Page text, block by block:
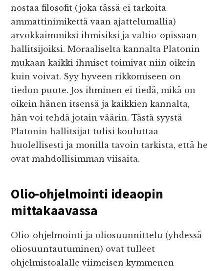
nostaa filosofit (joka tässä ei tarkoita
ammattinimikettä vaan ajattelumallia)
arvokkaimmiksi ihmisiksi ja valtio-opissaan
hallitsijoiksi. Moraaliselta kannalta Platonin
mukaan kaikki ihmiset toimivat niin oikein
kuin voivat. Syy hyveen rikkomiseen on
tiedon puute. Jos ihminen ei tiedä, mikä on
oikein hänen itsensä ja kaikkien kannalta,
hän voi tehdä jotain väärin. Tästä syystä
Platonin hallitsijat tulisi kouluttaa
huolellisesti ja monilla tavoin tarkista, että he
ovat mahdollisimman viisaita.
Olio-ohjelmointi ideaopin
mittakaavassa
Olio-ohjelmointi ja oliosuunnittelu (yhdessä
oliosuuntautuminen) ovat tulleet
ohjelmistoalalle viimeisen kymmenen